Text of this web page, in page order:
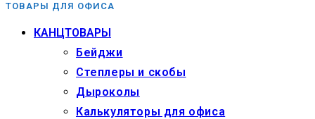
ТОВАРЫ ДЛЯ ОФИСА
КАНЦТОВАРЫ
Бейджи
Степлеры и скобы
Дыроколы
Калькуляторы для офиса